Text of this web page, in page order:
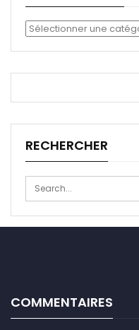
Catégories
RECHERCHER
COMMENTAIRES